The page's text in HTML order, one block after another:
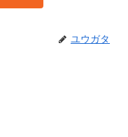
ユウガタ